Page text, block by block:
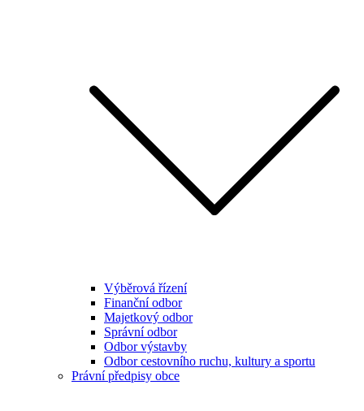
Výběrová řízení
Finanční odbor
Majetkový odbor
Správní odbor
Odbor výstavby
Odbor cestovního ruchu, kultury a sportu
Právní předpisy obce